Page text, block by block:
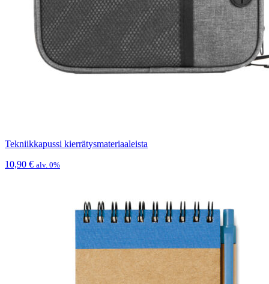
Tekniikkapussi kierrätysmateriaaleista
10,90 € alv. 0%